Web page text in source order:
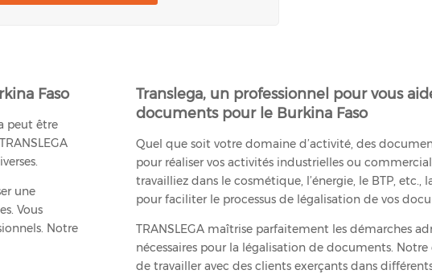
Faso
peut être
une
Vous
Notre
Translega, un professionnel pour vous
documents pour le Burkina Faso
Quel que soit votre domaine d’activité, des
pour réaliser vos activités industrielles ou
travailliez dans le cosmétique, l’énergie, le BTP, etc.,
pour faciliter le processus de légalisation de vos
TRANSLEGA maîtrise parfaitement les démarches
nécessaires pour la légalisation de documents.
de travailler avec des clients exerçants dans